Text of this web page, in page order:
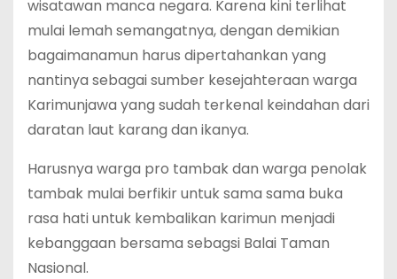
wisatawan manca negara. Karena kini terlihat
mulai lemah semangatnya, dengan demikian
bagaimanamun harus dipertahankan yang
nantinya sebagai sumber kesejahteraan warga
Karimunjawa yang sudah terkenal keindahan dari
daratan laut karang dan ikanya.
Harusnya warga pro tambak dan warga penolak
tambak mulai berfikir untuk sama sama buka
rasa hati untuk kembalikan karimun menjadi
kebanggaan bersama sebagsi Balai Taman
Nasional.